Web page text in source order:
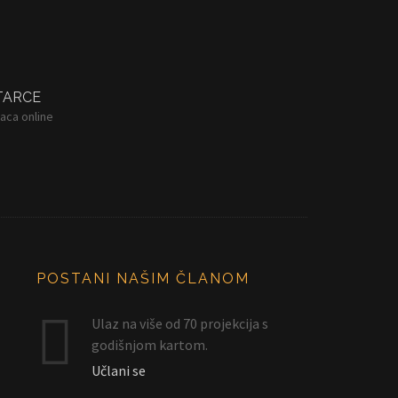
online
POSTANI NAŠIM ČLANOM
Ulaz na više od 70 projekcija s
godišnjom kartom.
Učlani se